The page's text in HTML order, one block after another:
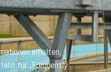
erhalten,
für „Frequently